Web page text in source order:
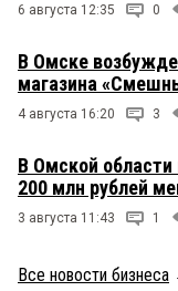
6 августа 12:35 0
В Омске
магазина
4 августа 16:20 3
В Омской
200 млн рублей
3 августа 11:43 1
Все новости бизнеса